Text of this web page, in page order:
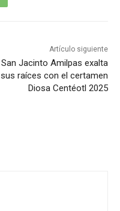
Artículo siguiente
San Jacinto Amilpas exalta
sus raíces con el certamen
Diosa Centéotl 2025